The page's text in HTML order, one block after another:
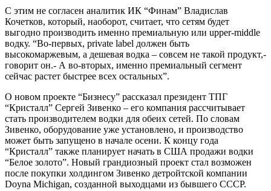
С этим не согласен аналитик ИК “Финам” Владислав
Кочетков, который, наоборот, считает, что сетям будет
выгодно производить именно премиальную или upper-middle
водку. “Во-первых, private label должен быть
высокомаржевым, а дешевая водка – совсем не такой продукт,-
говорит он.- А во-вторых, именно премиальный сегмент
сейчас растет быстрее всех остальных”.
О новом проекте “Бизнесу” рассказал президент ТПГ
“Кристалл” Сергей Зивенко – его компания рассчитывает
стать производителем водки для обеих сетей. По словам
Зивенко, оборудование уже установлено, и производство
может быть запущено в начале осени. К концу года
“Кристалл” также планирует начать в США продажи водки
“Белое золото”. Новый грандиозный проект стал возможен
после покупки холдингом Зивенко детройтской компании
Doyna Michigan, созданной выходцами из бывшего СССР.